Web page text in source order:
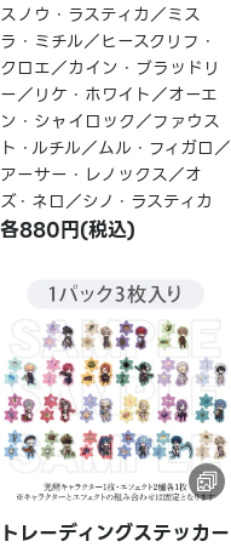
スノウ・ラスティカ／ミス
ラ・ミチル／ヒースクリフ・
クロエ／カイン・ブラッドリ
ー／リケ・ホワイト／オーエ
ン・シャイロック／ファウス
ト・ルチル／ムル・フィガロ／
アーサー・レノックス／オ
ズ・ネロ／シノ・ラスティカ
各880円(税込)
トレーディングステッカー